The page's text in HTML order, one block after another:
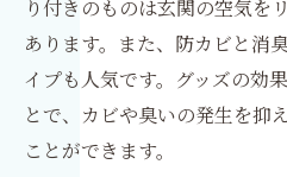
り付きのものは玄関の空気を
あります。また、防カビと消
イプも人気です。グッズの効
とで、カビや臭いの発生を抑
ことができます。